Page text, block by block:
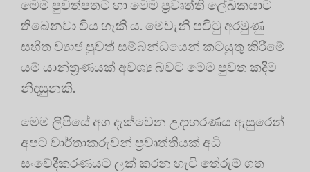
මෙම පුවත්පතට හා මෙම ප්‍රවෘත්ති ලේඛකයාට
තිබෙනවා විය හැකි ය. මෙවැනි පවිටු අරමුණු
සහිත ව්‍යාජ පුවත් සම්බන්ධයෙන් කටයුතු කිරීමේ
යම් යාන්ත්‍රණයක් අවශ්‍ය බවට මෙම පුවත කදිම
නිදසුනකි.
මෙම ලිපියේ අග දැක්වෙන උදාහරණය ඇසුරෙන්
අපට වාර්තාකරුවන් ප්‍ර‍වෘත්තියක් අධි
සංවේදීකරණයට ලක් කරන හැටි තේරුම් ගත